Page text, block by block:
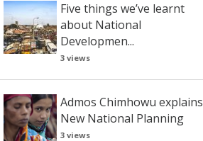
Five things we’ve learnt
about National
Developmen...
3 views
Admos Chimhowu explains
New National Planning
3 views